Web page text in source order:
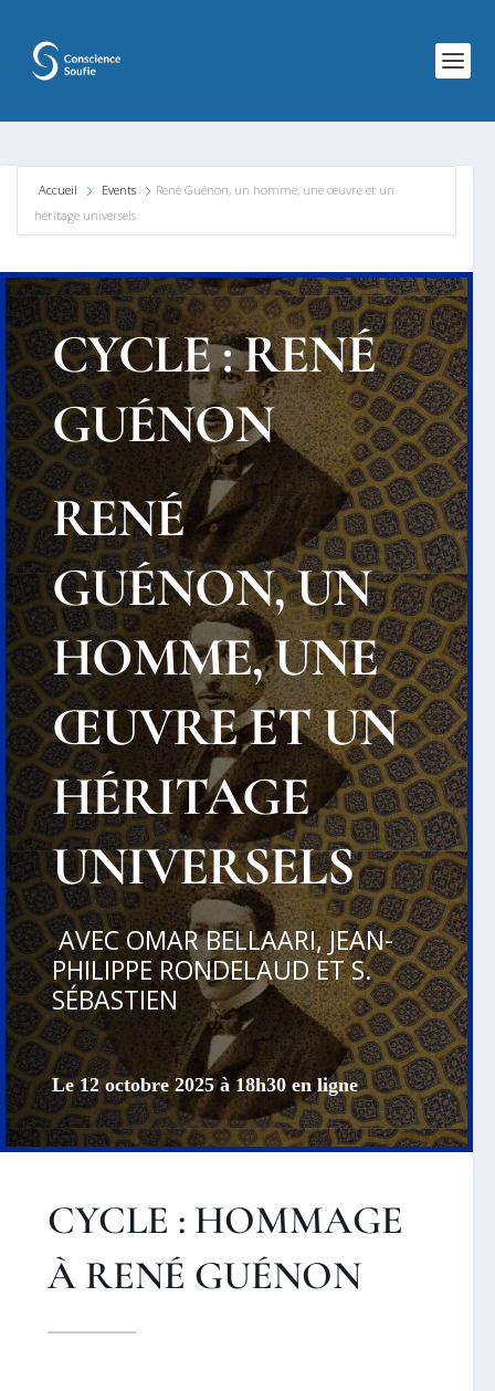
Accueil Events
René Guénon, un homme, une œuvre et un
héritage universels
CYCLE : RENÉ
GUÉNON
RENÉ
GUÉNON, UN
HOMME, UNE
ŒUVRE ET UN
HÉRITAGE
UNIVERSELS
AVEC OMAR BELLAARI, JEAN-
PHILIPPE RONDELAUD ET S.
SÉBASTIEN
Le 12 octobre 2025 à 18h30 en ligne
CYCLE : HOMMAGE
À RENÉ GUÉNON